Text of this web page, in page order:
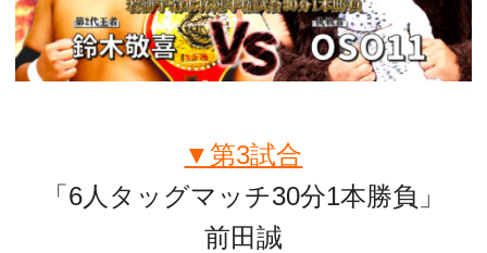
▼第3試合
「6人タッグマッチ30分1本勝負」
前田誠